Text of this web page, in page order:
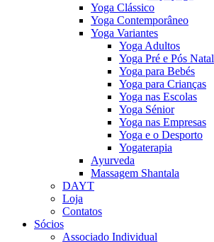
Yoga Clássico
Yoga Contemporâneo
Yoga Variantes
Yoga Adultos
Yoga Pré e Pós Natal
Yoga para Bebés
Yoga para Crianças
Yoga nas Escolas
Yoga Sénior
Yoga nas Empresas
Yoga e o Desporto
Yogaterapia
Ayurveda
Massagem Shantala
DAYT
Loja
Contatos
Sócios
Associado Individual